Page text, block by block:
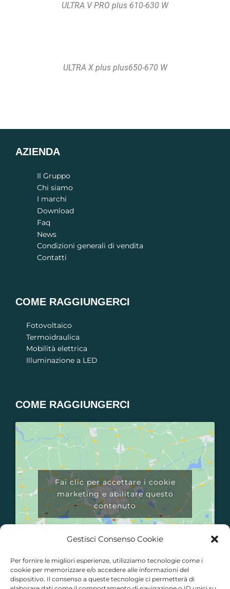
Gestisci Consenso Cookie
Per fornire le migliori esperienze, utilizziamo tecnologie come i
cookie per memorizzare e/o accedere alle informazioni del
dispositivo. Il consenso a queste tecnologie ci permetterà di
ULTRA V PRO plus 610-630 W
ULTRA X plus plus650-670 W
AZIENDA
Il Gruppo
Chi siamo
I marchi
Download
Faq
News
Condizioni generali di vendita
Contatti
COME RAGGIUNGERCI
Fotovoltaico
Termoidraulica
Mobilità elettrica
Illuminazione a LED
COME RAGGIUNGERCI​
Fai clic per accettare i cookie
marketing e abilitare questo
contenuto